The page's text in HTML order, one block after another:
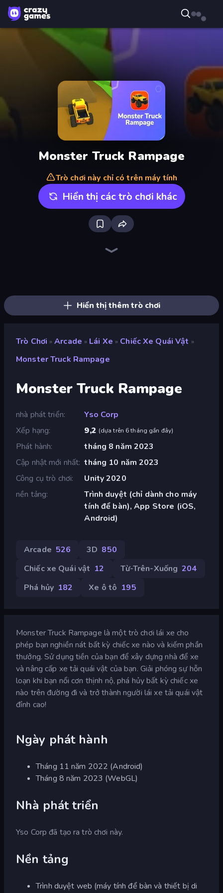
Monster Truck Rampage
Trò chơi này chỉ có trên máy tính
Hiển thị các trò chơi khác
Hiển thị thêm trò chơi
Trò Chơi » Arcade » Lái Xe » Chiếc Xe Quái Vật »
Monster Truck Rampage
Monster Truck Rampage
nhà phát triển
Yso Corp
Xếp hạng
9,2 (dựa trên 6 tháng gần đây)
Phát hành
tháng 8 năm 2023
Cập nhật mới nhất tháng 10 năm 2023
Công cụ trò chơi
Unity 2020
nền tảng
Trình duyệt (chỉ dành cho máy
tính để bàn), App Store (iOS,
Android)
Arcade 526 3D 850
Chiếc xe Quái vật 12 Từ-Trên-Xuống 204
Phá hủy 182 Xe ô tô 195
Monster Truck Rampage là một trò chơi lái xe cho
phép bạn nghiền nát bất kỳ chiếc xe nào và kiếm phần
thưởng. Sử dụng tiền của bạn để xây dựng nhà để xe
và nâng cấp xe tải quái vật của bạn. Giải phóng sự hỗn
loạn khi bạn nổi cơn thịnh nộ, phá hủy bất kỳ chiếc xe
nào trên đường đi và trở thành người lái xe tải quái vật
đỉnh cao!
Ngày phát hành
Tháng 11 năm 2022 (Android)
Tháng 8 năm 2023 (WebGL)
Nhà phát triển
Yso Corp đã tạo ra trò chơi này.
Nền tảng
Trình duyệt web (máy tính để bàn và thiết bị di